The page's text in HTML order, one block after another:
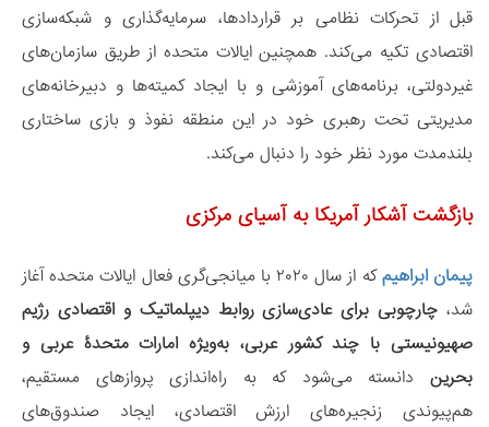
قبل از تحرکات نظامی بر قراردادها، سرمایه‌گذاری و شبکه‌سازی
اقتصادی تکیه می‌کند. همچنین ایالات متحده از طریق سازمان‌های
غیردولتی، برنامه‌های آموزشی و با ایجاد کمیته‌ها و دبیرخانه‌های
مدیریتی تحت رهبری خود در این منطقه نفوذ و بازی ساختاری
بلندمدت مورد نظر خود را دنبال می‌کند.
بازگشت آشکار آمریکا به آسیای مرکزی
پیمان ابراهیم
که از سال ۲۰۲۰ با میانجی‌گری فعال ایالات متحده آغاز
شد، چارچوبی برای عادی‌سازی روابط دیپلماتیک و اقتصادی رژیم
صهیونیستی با چند کشور عربی، به‌ویژه امارات متحدۀ عربی و
بحرین دانسته می‌شود که به راه‌اندازی پروازهای مستقیم،
هم‌پیوندی زنجیره‌های ارزش اقتصادی، ایجاد صندوق‌های